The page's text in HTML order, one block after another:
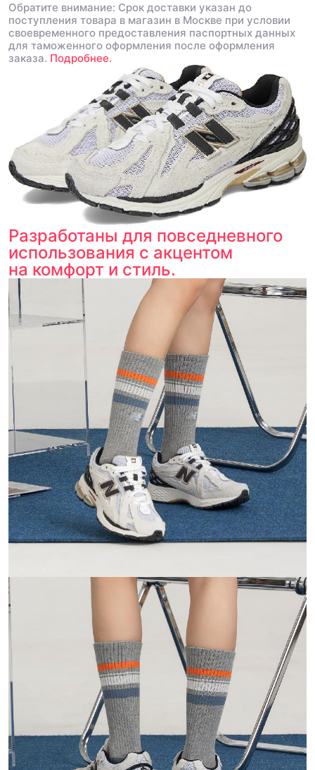
Обратите внимание: Срок доставки указан до
поступления товара в магазин в Москве при условии
своевременного предоставления паспортных данных
для таможенного оформления после оформления
заказа. Подробнее.
Разработаны для повседневного
использования с акцентом
на комфорт и стиль.